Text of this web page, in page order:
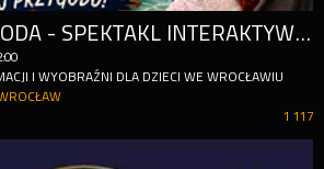
MORSKA PRZYGODA - SPEKTAKL INTERAKTYWNY DLA DZIECI
I WYOBRAŹNI DLA DZIECI WE WROCŁAWIU
1 117